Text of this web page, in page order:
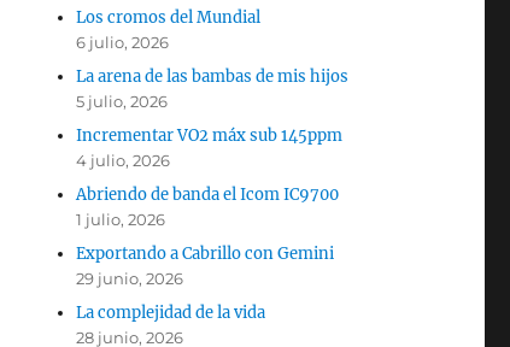
Los cromos del Mundial
6 julio, 2026
La arena de las bambas de mis hijos
5 julio, 2026
Incrementar VO2 máx sub 145ppm
4 julio, 2026
Abriendo de banda el Icom IC9700
1 julio, 2026
Exportando a Cabrillo con Gemini
29 junio, 2026
La complejidad de la vida
28 junio, 2026